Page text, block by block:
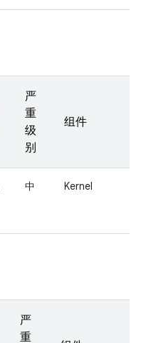
严
重
级
别
组件
中 Kernel
严
重